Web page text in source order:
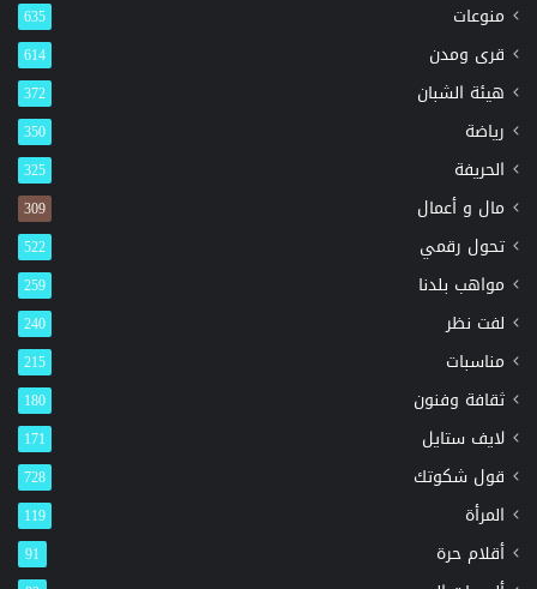
منوعات 635
قرى ومدن 614
هيئة الشبان 372
رياضة 350
الحريفة 325
مال و أعمال 309
تحول رقمي 522
مواهب بلدنا 259
لفت نظر 240
مناسبات 215
ثقافة وفنون 180
لايف ستايل 171
قول شكوتك 728
المرأة 119
أقلام حرة 91